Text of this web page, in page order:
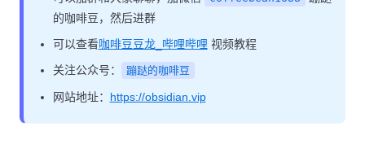
的咖啡豆，然后进群
可以查看咖啡豆豆龙_哔哩哔哩 视频教程
关注公众号：
蹦跶的咖啡豆
网站地址： https://obsidian.vip